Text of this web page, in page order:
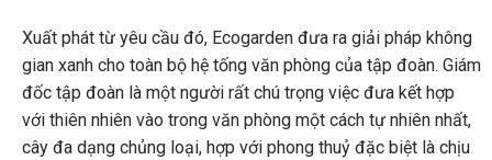
Xuất phát từ yêu cầu đó, Ecogarden đưa ra giải pháp không
gian xanh cho toàn bộ hệ tống văn phòng của tập đoàn. Giám
đốc tập đoàn là một người rất chú trọng việc đưa kết hợp
với thiên nhiên vào trong văn phòng một cách tự nhiên nhất,
cây đa dạng chủng loại, hợp với phong thuỷ đặc biệt là chịu